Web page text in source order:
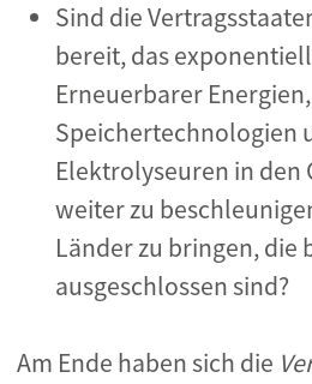
Sind die
bereit, das
Erneuerbarer Energien,
Speichertechnologien
Elektrolyseuren in den
weiter zu
Länder zu bringen, die
ausgeschlossen sind?
Am Ende haben sich die